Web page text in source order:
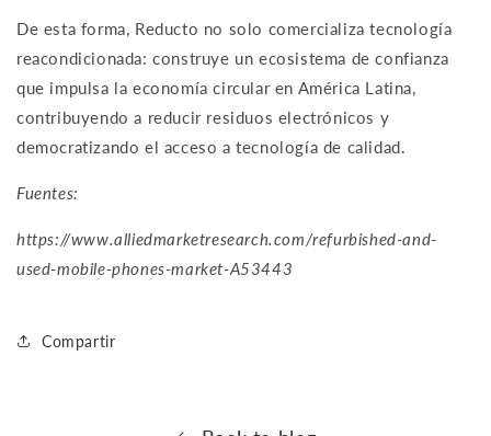
De esta forma, Reducto no solo comercializa tecnología
reacondicionada: construye un ecosistema de confianza
que impulsa la economía circular en América Latina,
contribuyendo a reducir residuos electrónicos y
democratizando el acceso a tecnología de calidad.
Fuentes:
https://www.alliedmarketresearch.com/refurbished-and-
used-mobile-phones-market-A53443
Compartir